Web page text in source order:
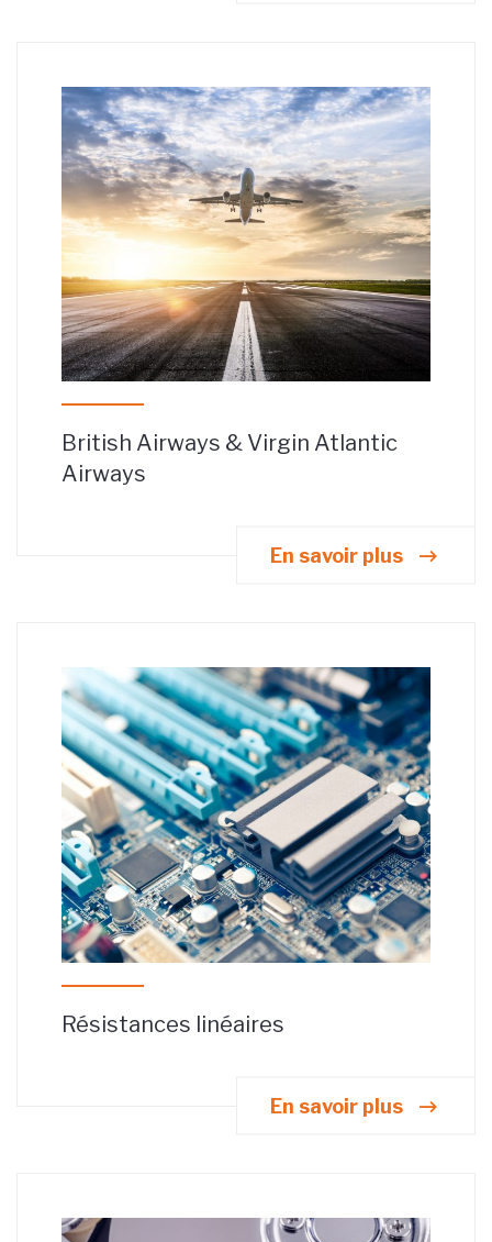
British Airways & Virgin Atlantic
Airways
En savoir plus
Résistances linéaires
En savoir plus